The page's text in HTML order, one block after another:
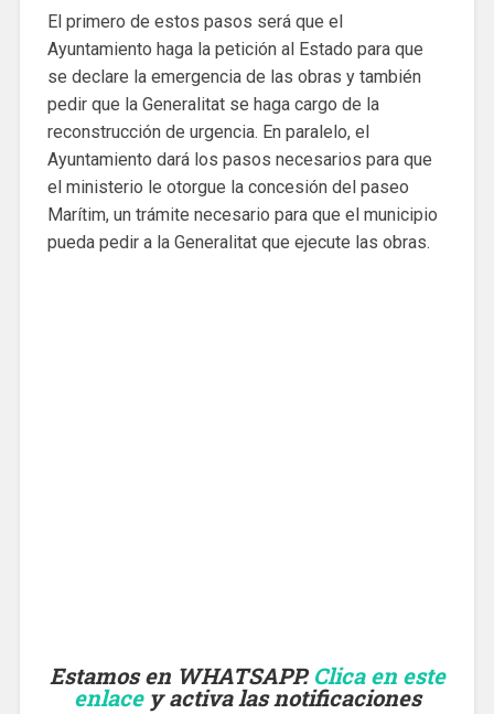
El primero de estos pasos será que el
Ayuntamiento haga la petición al Estado para que
se declare la emergencia de las obras y también
pedir que la Generalitat se haga cargo de la
reconstrucción de urgencia. En paralelo, el
Ayuntamiento dará los pasos necesarios para que
el ministerio le otorgue la concesión del paseo
Marítim, un trámite necesario para que el municipio
pueda pedir a la Generalitat que ejecute las obras.
Estamos en WHATSAPP. Clica en este
enlacey activa las notificaciones